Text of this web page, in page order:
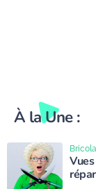
À la Une :